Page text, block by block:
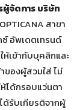
ผู้จัดการ บริษัท
สาขา
อัพเดตเทรนด์
ห้เข้ากับบุคลิกและ
ของผู้สวมใส่ ไม่
ได้กรอบแว่นตา
ด้รับเกียรติจากผู้